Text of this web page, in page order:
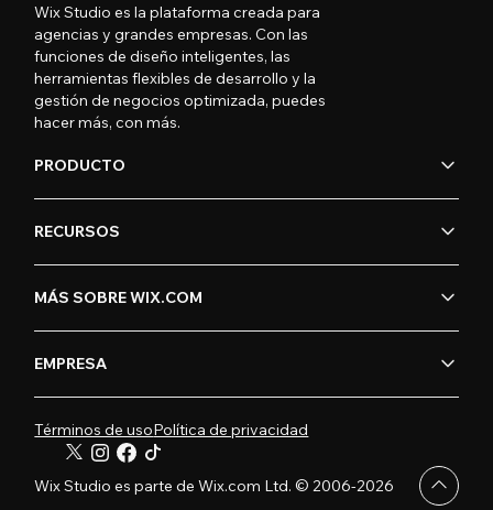
Wix Studio es la plataforma creada para
agencias y grandes empresas. Con las
funciones de diseño inteligentes, las
herramientas flexibles de desarrollo y la
gestión de negocios optimizada, puedes
hacer más, con más.
PRODUCTO
RECURSOS
MÁS SOBRE WIX.COM
EMPRESA
Términos de usoPolítica de privacidad
Wix Studio es parte de Wix.com Ltd. © 2006-2026